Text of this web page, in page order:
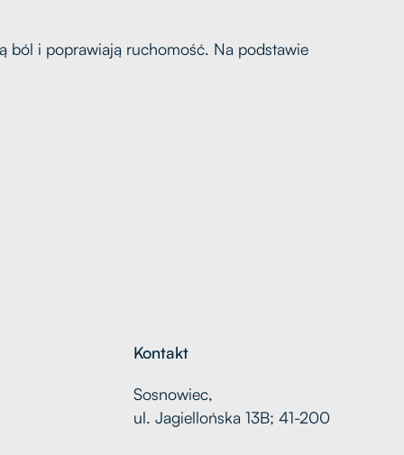
ból i poprawiają ruchomość. Na podstawie
Kontakt
Sosnowiec,
ul. Jagiellońska 13B; 41-200